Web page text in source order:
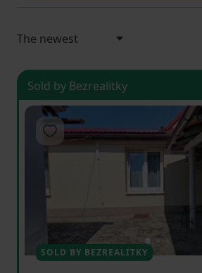
Sold by Bezrealitky
1 3
Add to favorites
SOLD BY BEZREALITKY